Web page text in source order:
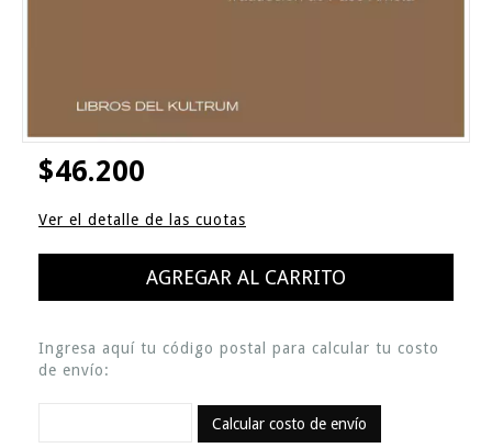
$46.200
Ver el detalle de las cuotas
Ingresa aquí tu código postal para calcular tu costo
de envío:
Calcular costo de envío